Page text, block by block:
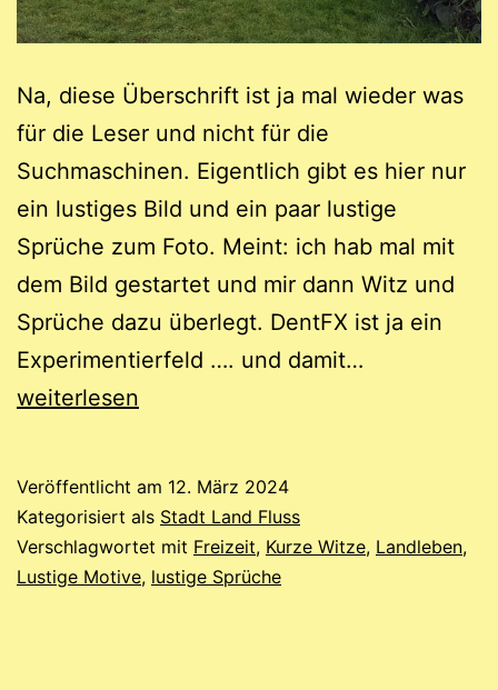
Na, diese Überschrift ist ja mal wieder was
für die Leser und nicht für die
Suchmaschinen. Eigentlich gibt es hier nur
ein lustiges Bild und ein paar lustige
Sprüche zum Foto. Meint: ich hab mal mit
dem Bild gestartet und mir dann Witz und
Sprüche dazu überlegt. DentFX ist ja ein
Experimentierfeld …. und damit…
weiterlesen
Veröffentlicht am 12. März 2024
Kategorisiert als Stadt Land Fluss
Verschlagwortet mit Freizeit, Kurze Witze, Landleben,
Lustige Motive, lustige Sprüche